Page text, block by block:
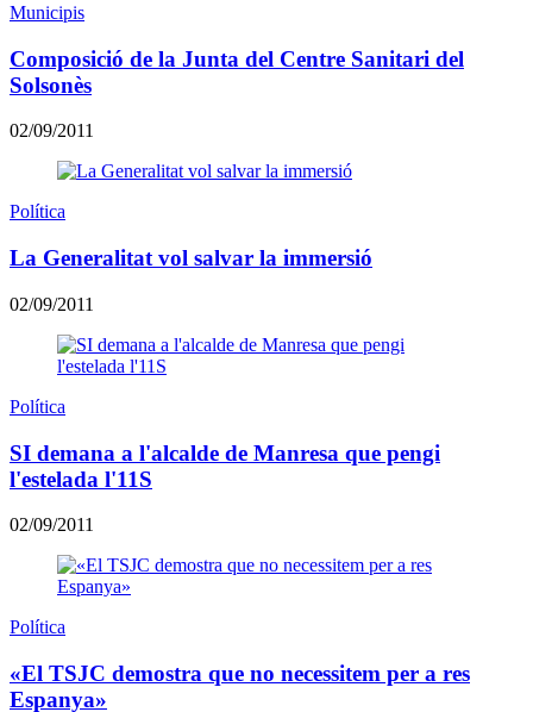
Municipis
Composició de la Junta del Centre Sanitari del
Solsonès
02/09/2011
Política
La Generalitat vol salvar la immersió
02/09/2011
Política
SI demana a l'alcalde de Manresa que pengi
l'estelada l'11S
02/09/2011
Política
«El TSJC demostra que no necessitem per a res
Espanya»